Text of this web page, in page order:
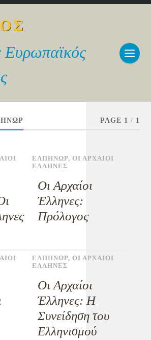
Ευρωπαϊκός
PAGE 1 / 1
ΕΛΠΗΝΩΡ, ΟΙ ΑΡΧΑΙΟΙ
ΕΛΛΗΝΕΣ
Οι Αρχαίοι
Έλληνες:
Πρόλογος
ΕΛΠΗΝΩΡ, ΟΙ ΑΡΧΑΙΟΙ
ΕΛΛΗΝΕΣ
Οι Αρχαίοι
Έλληνες: Η
Συνείδηση του
Ελληνισμού